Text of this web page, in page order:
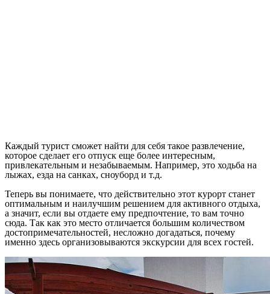
Каждый турист сможет найти для себя такое развлечение,
которое сделает его отпуск еще более интересным,
привлекательным и незабываемым. Например, это ходьба на
лыжах, езда на санках, сноуборд и т.д.
Теперь вы понимаете, что действительно этот курорт станет
оптимальным и наилучшим решением для активного отдыха,
а значит, если вы отдаете ему предпочтение, то вам точно
сюда. Так как это место отличается большим количеством
достопримечательностей, несложно догадаться, почему
именно здесь организовываются экскурсии для всех гостей.